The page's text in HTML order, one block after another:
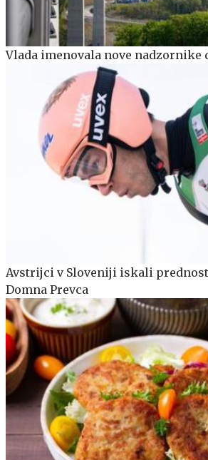
Vlada imenovala nove nadzornike
Avstrijci v Sloveniji iskali
Domna Prevca